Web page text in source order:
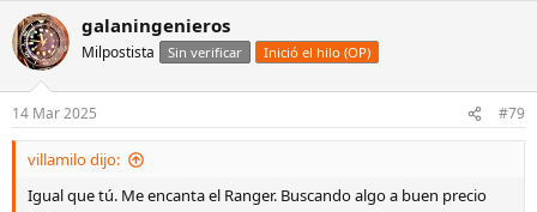
galaningenieros
Milpostista Sin verificar Inició el hilo (OP)
14 Mar 2025 #79
villamilo dijo:
Igual que tú. Me encanta el Ranger. Buscando algo a buen precio